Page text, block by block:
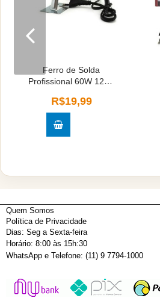
Ferro de Solda
Profissional 60W 127V
R$19,99
Quem Somos
Política de Privacidade
Dias: Seg a Sexta-feira
Horário: 8:00 às 15h:30
WhatsApp e Telefone: (11) 9 7794-1000